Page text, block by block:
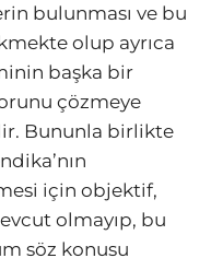
bulunması ve bu
olup ayrıca
başka bir
çözmeye
Bununla birlikte
için objektif,
olmayıp, bu
söz konusu